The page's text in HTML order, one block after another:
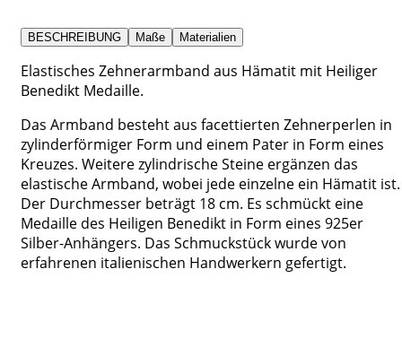
BESCHREIBUNG Maße Materialien
Elastisches Zehnerarmband aus Hämatit mit Heiliger
Benedikt Medaille.
Das Armband besteht aus facettierten Zehnerperlen in
zylinderförmiger Form und einem Pater in Form eines
Kreuzes. Weitere zylindrische Steine ergänzen das
elastische Armband, wobei jede einzelne ein Hämatit ist.
Der Durchmesser beträgt 18 cm. Es schmückt eine
Medaille des Heiligen Benedikt in Form eines 925er
Silber-Anhängers. Das Schmuckstück wurde von
erfahrenen italienischen Handwerkern gefertigt.